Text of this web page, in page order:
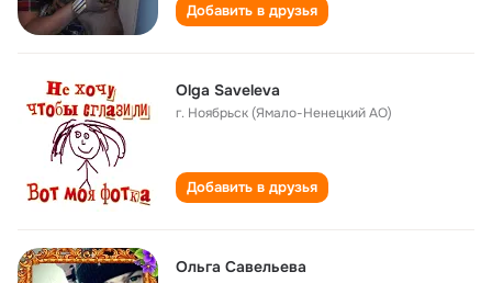
Добавить в друзья
Olga Saveleva
г. Ноябрьск (Ямало-Ненецкий АО)
Добавить в друзья
Ольга Савельева